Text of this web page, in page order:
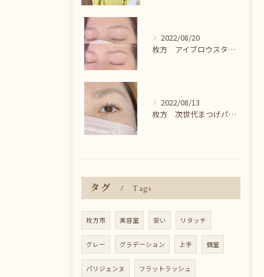
2022/08/20
枚方 アイブロウスタイリング＾＾
2022/08/13
枚方 次世代まつげパーマ♪
タグ Tags
枚方市 美容室 安い リタッチ
グレー グラデーション 上手 個室
パリジェンヌ フラットラッシュ